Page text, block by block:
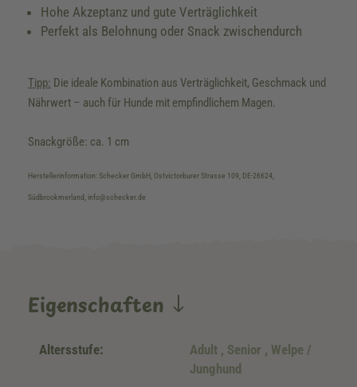
Hohe Akzeptanz und gute Verträglichkeit
Perfekt als Belohnung oder Snack zwischendurch
Tipp: Die ideale Kombination aus Verträglichkeit, Geschmack und
Nährwert – auch für Hunde mit empfindlichem Magen.
Snackgröße: ca. 1 cm
Herstellerinformation: Schecker GmbH, Ostvictorburer Strasse 109, DE-26624,
Südbrookmerland, info@schecker.de
Eigenschaften
Altersstufe: Adult , Senior , Welpe /
Junghund